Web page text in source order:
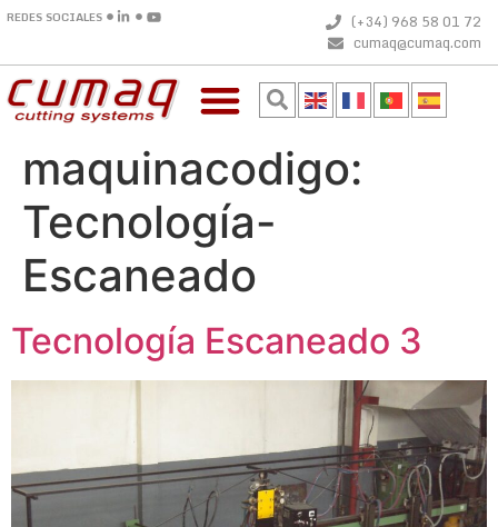
REDES SOCIALES
(+34) 968 58 01 72
cumaq@cumaq.com
maquinacodigo:
Tecnología-
Escaneado
Tecnología Escaneado 3